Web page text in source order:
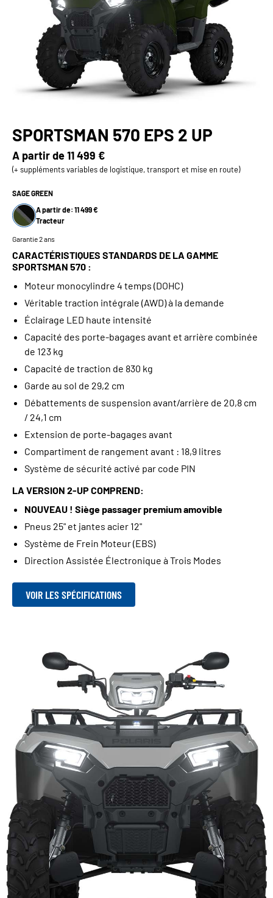
SPORTSMAN 570 EPS 2 UP
A partir de11 499 €
(+ suppléments variables de logistique, transport et mise en route)
SAGE GREEN
A partir de: 11 499 €
Tracteur
Garantie 2 ans
CARACTÉRISTIQUES STANDARDS DE LA GAMME
SPORTSMAN 570 :
Moteur monocylindre 4 temps (DOHC)
Véritable traction intégrale (AWD) à la demande
Éclairage LED haute intensité
Capacité des porte-bagages avant et arrière combinée
de 123 kg
Capacité de traction de 830 kg
Garde au sol de 29,2 cm
Débattements de suspension avant/arrière de 20,8 cm
/ 24,1 cm
Extension de porte-bagages avant
Compartiment de rangement avant : 18,9 litres
Système de sécurité activé par code PIN
LA VERSION 2-UP COMPREND:
NOUVEAU ! Siège passager premium amovible
Pneus 25" et jantes acier 12"
Système de Frein Moteur (EBS)
Direction Assistée Électronique à Trois Modes
VOIR LES SPÉCIFICATIONS